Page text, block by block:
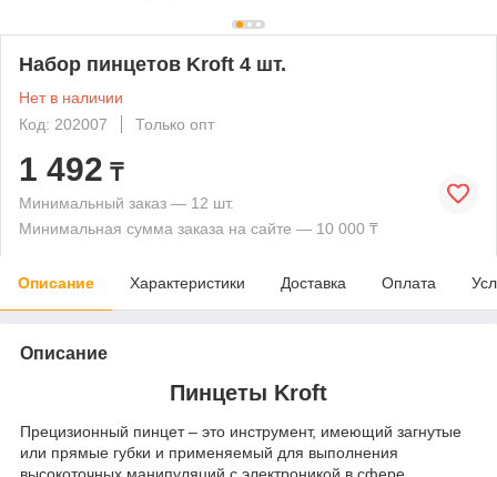
Набор пинцетов Kroft 4 шт.
Нет в наличии
Код: 202007
Только опт
1 492 ₸
Минимальный заказ — 12 шт.
Минимальная сумма заказа на сайте — 10 000 ₸
Описание Характеристики Доставка Оплата
Описание
Пинцеты Kroft
Прецизионный пинцет – это инструмент, имеющий загнутые
или прямые губки и применяемый для выполнения